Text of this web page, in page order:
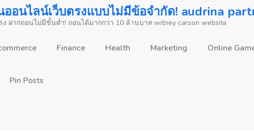
อนไลน์เว็บตรงแบบไม่มีข้อจำกัด! audrina
ฝากถอนไม่มีขั้นต่ำ! ถอนได้มากกว่า 10 ล้านบาท witney carson website
Finance Health Marketing Online
Pin Posts